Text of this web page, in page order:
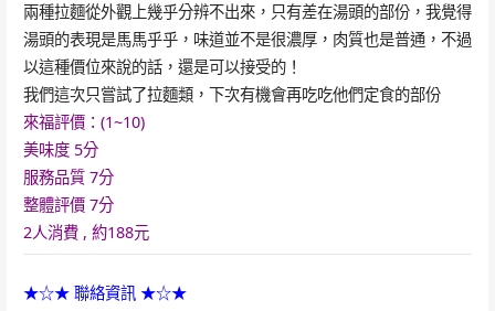
兩種拉麵從外觀上幾乎分辨不出來，只有差在湯頭的部份，我覺得
湯頭的表現是馬馬乎乎，味道並不是很濃厚，肉質也是普通，不過
以這種價位來說的話，還是可以接受的！
我們這次只嘗試了拉麵類，下次有機會再吃吃他們定食的部份
來福評價：(1~10)
美味度 5分
服務品質 7分
整體評價7分
2人消費 , 約188元
★☆★ 聯絡資訊 ★☆★